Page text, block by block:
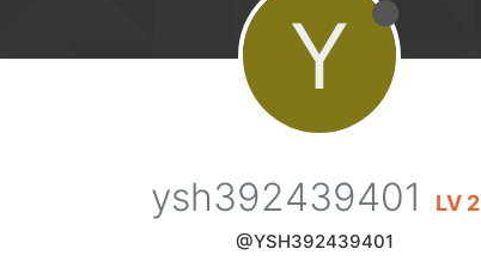
Y
ysh392439401 LV 2
@YSH392439401